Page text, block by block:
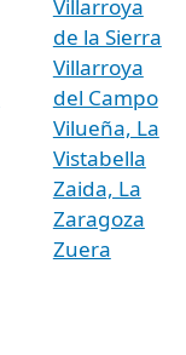
Villarroya
de la Sierra
Villarroya
del Campo
Vilueña, La
Vistabella
Zaida, La
Zaragoza
Zuera